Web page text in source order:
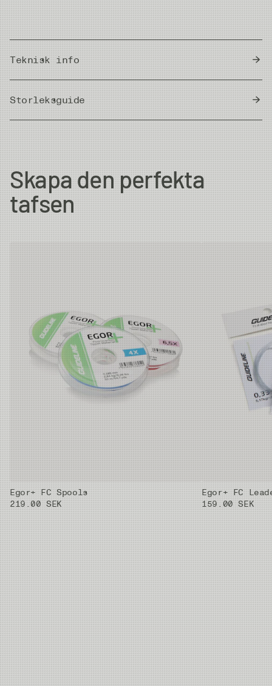
Teknisk info
Country of Origin Japan
Storleksguide
Meter/Cm|Fot/Tum
Diameter Strength Length/Spool
7X 0.104 mm 1.09 kg 50m
6.5X 0.117 mm 1.3 kg 50m
0.165 mm 2.5 kg 50m
0.185 mm 2.84 kg
1X 0.26 mm 5.14 kg 50m
0X 0.285 mm 6.6 kg 50m
01X 0.33 mm 8.17 kg 50m
02X 0.37 mm 10.19 kg 50m
03X 0.405 mm 11.59 kg 50m
Skapa den perfekta
tafsen
Egor+ FC Spools
219.00 SEK
Egor+ FC
159.00 SEK